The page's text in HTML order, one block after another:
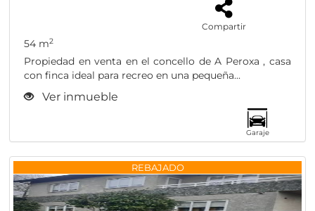
Compartir
54 m2
Propiedad en venta en el concello de A Peroxa , casa
con finca ideal para recreo en una pequeña...
Ver inmueble
Garaje
REBAJADO
Previous